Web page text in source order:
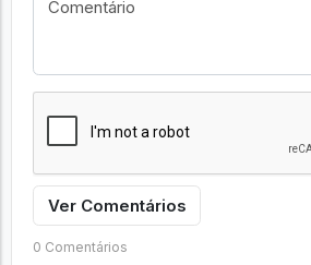
Ver Comentários
0 Comentários